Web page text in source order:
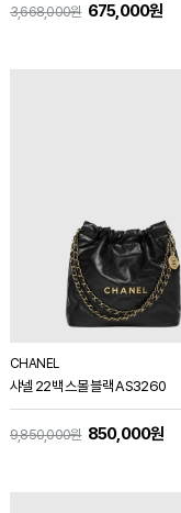
3,668,000원 675,000원
CHANEL
샤넬 22백 스몰 블랙 AS3260
9,850,000원 850,000원